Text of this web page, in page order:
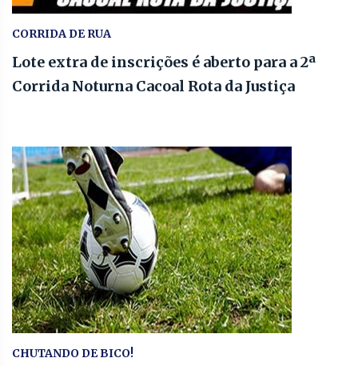
CORRIDA DE RUA
Lote extra de inscrições é aberto para a 2ª
Corrida Noturna Cacoal Rota da Justiça
CHUTANDO DE BICO!